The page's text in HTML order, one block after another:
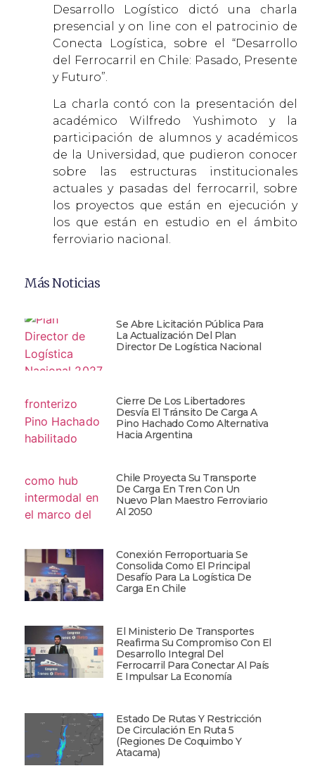
Desarrollo Logístico dictó una charla
presencial y on line con el patrocinio de
Conecta Logística, sobre el “Desarrollo
del Ferrocarril en Chile: Pasado, Presente
y Futuro”.
La charla contó con la presentación del
académico Wilfredo Yushimoto y la
participación de alumnos y académicos
de la Universidad, que pudieron conocer
sobre las estructuras institucionales
actuales y pasadas del ferrocarril, sobre
los proyectos que están en ejecución y
los que están en estudio en el ámbito
ferroviario nacional.
Más Noticias
Se Abre Licitación Pública Para
La Actualización Del Plan
Director De Logística Nacional
Cierre De Los Libertadores
Desvía El Tránsito De Carga A
Pino Hachado Como Alternativa
Hacia Argentina
Chile Proyecta Su Transporte
De Carga En Tren Con Un
Nuevo Plan Maestro Ferroviario
Al 2050
Conexión Ferroportuaria Se
Consolida Como El Principal
Desafío Para La Logística De
Carga En Chile
El Ministerio De Transportes
Reafirma Su Compromiso Con El
Desarrollo Integral Del
Ferrocarril Para Conectar Al País
E Impulsar La Economía
Estado De Rutas Y Restricción
De Circulación En Ruta 5
(Regiones De Coquimbo Y
Atacama)